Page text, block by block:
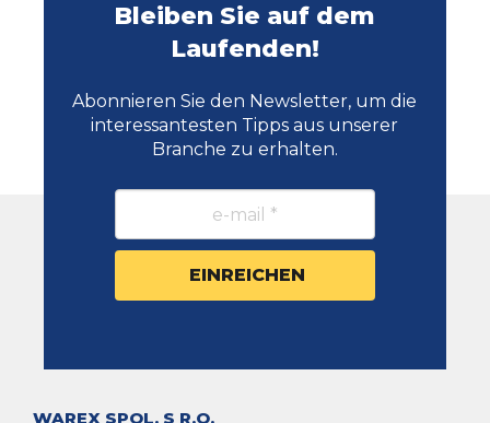
Bleiben Sie auf dem
Laufenden!
Abonnieren Sie den Newsletter, um die
interessantesten Tipps aus unserer
Branche zu erhalten.
WAREX SPOL. S R.O.